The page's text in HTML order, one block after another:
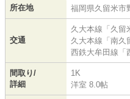
所在地 福岡県久留米市
交通
久大本線 「久留
久大本線 「南久
西鉄大牟田線 「
間取り/
詳細
1K
洋室 8.0帖